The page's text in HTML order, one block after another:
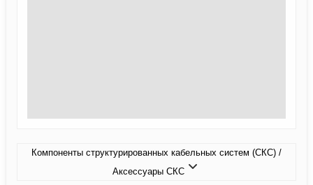
Компоненты структурированных кабельных систем (СКС) /
Аксессуары СКС